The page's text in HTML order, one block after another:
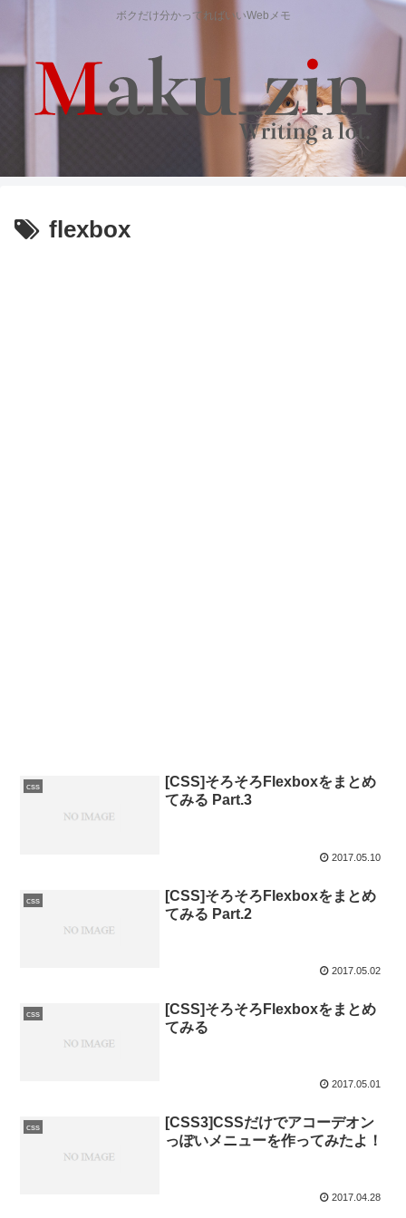
ボクだけ分かってればいいWebメモ
flexbox
css
[CSS]そろそろFlexboxをまとめ
てみる Part.3
2017.05.10
css
[CSS]そろそろFlexboxをまとめ
てみる Part.2
2017.05.02
css
[CSS]そろそろFlexboxをまとめ
てみる
2017.05.01
css
[CSS3]CSSだけでアコーデオン
っぽいメニューを作ってみたよ！
2017.04.28